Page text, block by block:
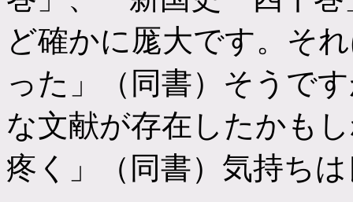
ど確かに厖大です。そ
った」（同書）そうで
な文献が存在したかも
疼く」（同書）気持ち